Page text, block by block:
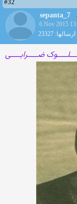
#32
sepanta_7
6 Nov 2015
ارسالها: 23327
ضـــــرابـــــی